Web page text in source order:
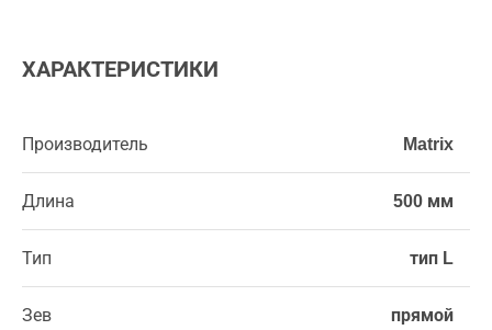
ХАРАКТЕРИСТИКИ
Производитель Matrix
Длина 500 мм
Тип тип L
Зев прямой